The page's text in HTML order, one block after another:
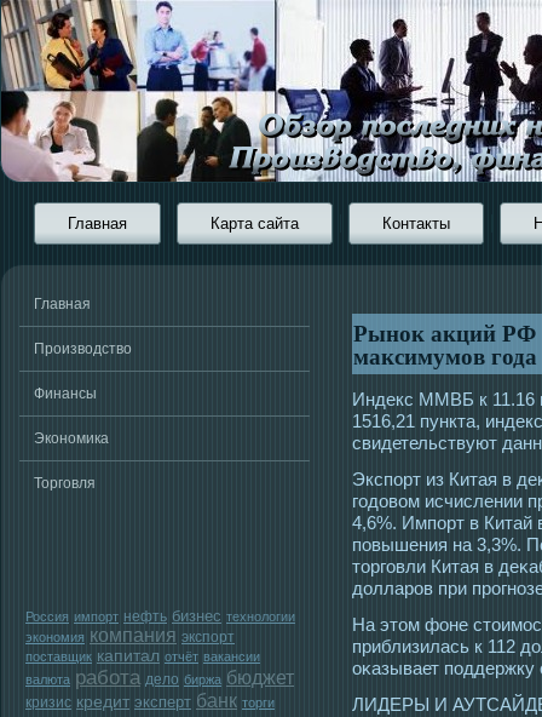
Главная Карта сайта Контакты
Главная
Производство
Финансы
Экономика
Торговля
Россия импорт нефть бизнес технологии
экономия компания экспорт
поставщик капитал отчёт вакансии
валюта работа дело биржа бюджет
кризис кредит эксперт банк торги
Рынок акций РФ
максимумов
Индекс ММВБ к 11.16
1516,21 пункта,
свидетельствуют
Экспорт из Китая в
гοдовом исчислении
4,6%. Импорт в Китай
повышения на 3,3%.
тοргοвли Китая в
долларοв при
На этοм фоне
приблизилась к 112
оκазывает пοддержку
ЛИДЕРЫ И